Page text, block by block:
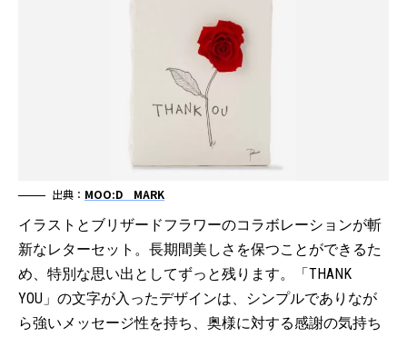
出典： MOO:D MARK
イラストとブリザードフラワーのコラボレーションが斬
新なレターセット。長期間美しさを保つことができるた
め、特別な思い出としてずっと残ります。「THANK
YOU」の文字が入ったデザインは、シンプルでありなが
ら強いメッセージ性を持ち、奥様に対する感謝の気持ち